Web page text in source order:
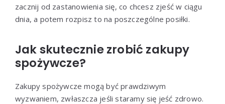
zacznij od zastanowienia się, co chcesz zjeść w ciągu
dnia, a potem rozpisz to na poszczególne posiłki.
Jak skutecznie zrobić zakupy
spożywcze?
Zakupy spożywcze mogą być prawdziwym
wyzwaniem, zwłaszcza jeśli staramy się jeść zdrowo.